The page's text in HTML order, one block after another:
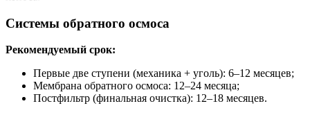
Системы обратного осмоса
Рекомендуемый срок:
Первые две ступени (механика + уголь): 6–12 месяцев;
Мембрана обратного осмоса: 12–24 месяца;
Постфильтр (финальная очистка): 12–18 месяцев.